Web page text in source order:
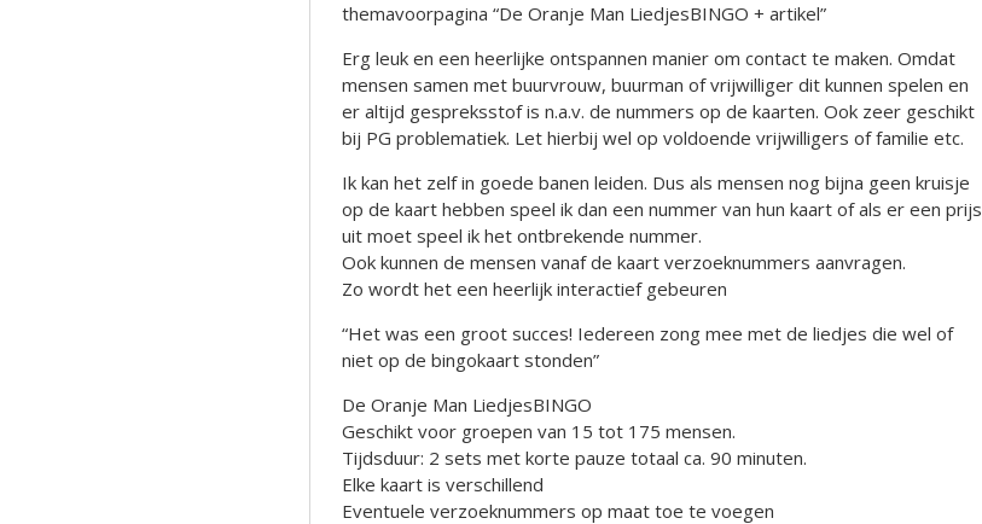
themavoorpagina “De Oranje Man LiedjesBINGO + artikel”
Erg leuk en een heerlijke ontspannen manier om contact te maken. Omdat
mensen samen met buurvrouw, buurman of vrijwilliger dit kunnen spelen en
er altijd gespreksstof is n.a.v. de nummers op de kaarten. Ook zeer geschikt
bij PG problematiek. Let hierbij wel op voldoende vrijwilligers of familie etc.
Ik kan het zelf in goede banen leiden. Dus als mensen nog bijna geen kruisje
op de kaart hebben speel ik dan een nummer van hun kaart of als er een prijs
uit moet speel ik het ontbrekende nummer.
Ook kunnen de mensen vanaf de kaart verzoeknummers aanvragen.
Zo wordt het een heerlijk interactief gebeuren
“Het was een groot succes! Iedereen zong mee met de liedjes die wel of
niet op de bingokaart stonden”
De Oranje Man LiedjesBINGO
Geschikt voor groepen van 15 tot 175 mensen.
Tijdsduur: 2 sets met korte pauze totaal ca. 90 minuten.
Elke kaart is verschillend
Eventuele verzoeknummers op maat toe te voegen